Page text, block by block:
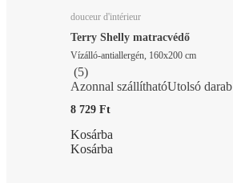
douceur d'intérieur
Terry Shelly matracvédő
Vízálló-antiallergén, 160x200 cm
(5)
Azonnal szállíthatóUtolsó darab
8 729 Ft
Kosárba
Kosárba